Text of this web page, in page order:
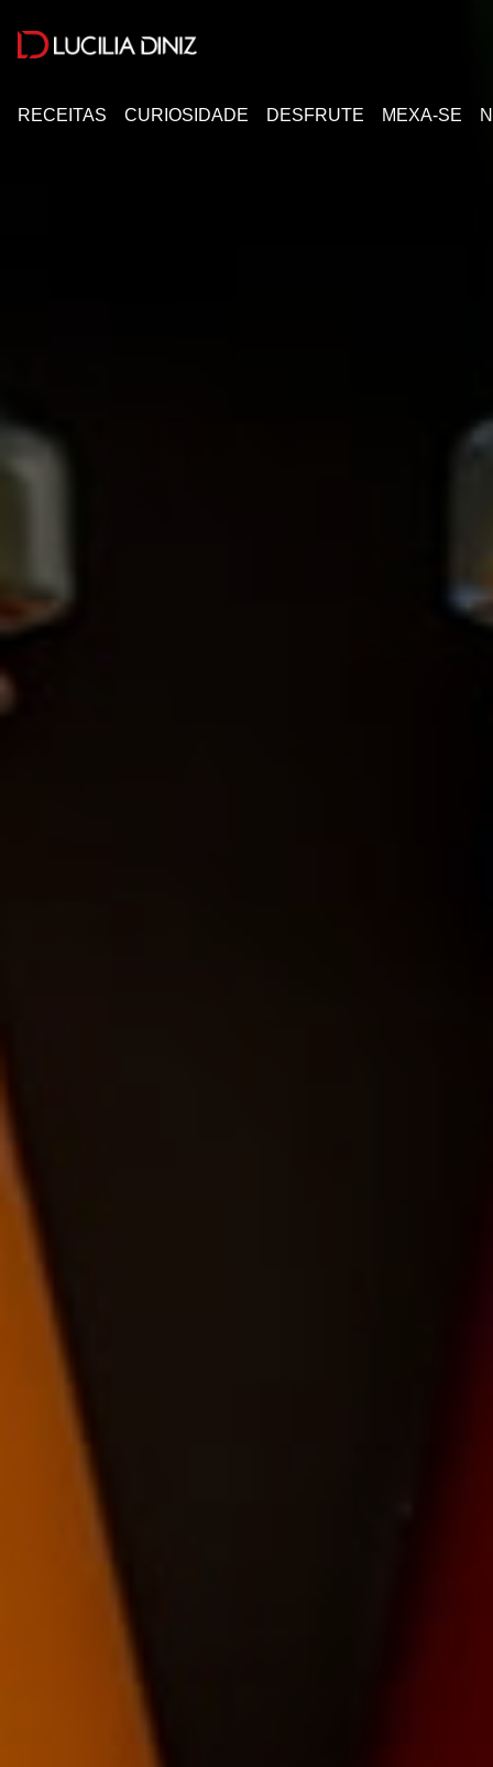
RECEITAS CURIOSIDADE DESFRUTE MEXA-SE